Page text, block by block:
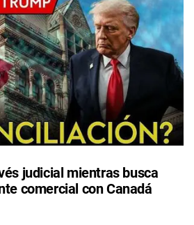
judicial mientras busca
comercial con Canadá